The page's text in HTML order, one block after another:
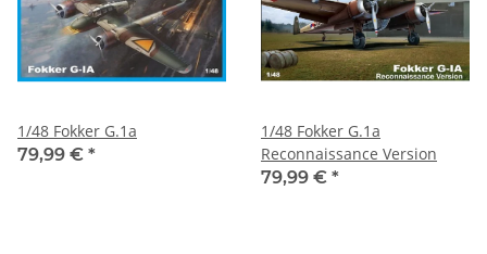
1/48 Fokker G.1a
79,99 € *
1/48 Fokker G.1a
Reconnaissance Version
79,99 € *